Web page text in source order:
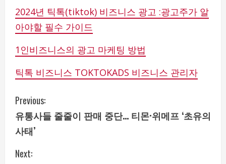
2024년 틱톡(tiktok) 비즈니스 광고 :광고주가 알
아야할 필수 가이드
1인비즈니스의 광고 마케팅 방법
틱톡 비즈니스 TOKTOKADS 비즈니스 관리자
C
o
n
Previous:
유통사들 줄줄이 판매 중단… 티몬·위메프 ‘초유의
사태’
Next: